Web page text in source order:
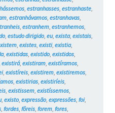
, estranhasses, estranhaste,
, estranhávamos, estranhavas,
, estranhem, estranhemos,
, estudo dirigido, eu, exista, existais,
, existes, existi, existia,
, existidas, existido, existidos,
existirá, existiram, existíramos,
, existíreis, existirem, existiremos,
, existirias, existiríeis,
, existissem, existíssemos,
, existo, expressão, expressões, foi,
, fordes, fôreis, forem, fores,